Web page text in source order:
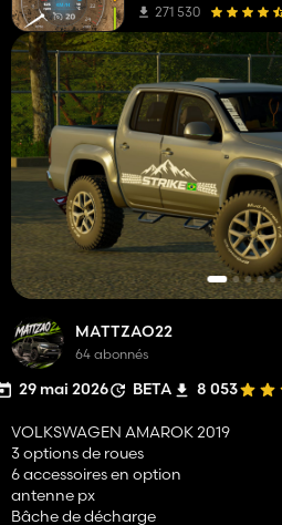
MATTZAO22
64 abonnés
29 mai 2026 BETA 8 053
VOLKSWAGEN AMAROK 2019
3 options de roues
6 accessoires en option
antenne px
Bâche de décharge
271 530